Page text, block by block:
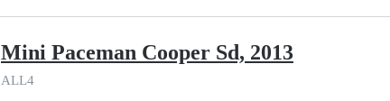
Mini Paceman Cooper Sd, 2013
ALL4